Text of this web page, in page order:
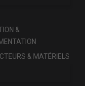
&
& MATÉRIELS